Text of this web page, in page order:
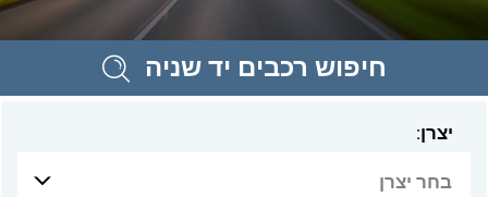
חיפוש רכבים יד שניה
יצרן:
בחר יצרן